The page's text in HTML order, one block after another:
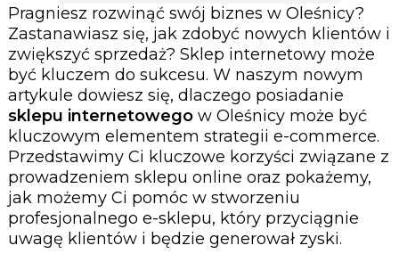
Pragniesz rozwinąć swój biznes w Oleśnicy?
Zastanawiasz się, jak zdobyć nowych klientów i
zwiększyć sprzedaż? Sklep internetowy może
być kluczem do sukcesu. W naszym nowym
artykule dowiesz się, dlaczego posiadanie
sklepu internetowegow Oleśnicy może być
kluczowym elementem strategii e-commerce.
Przedstawimy Ci kluczowe korzyści związane z
prowadzeniem sklepu online oraz pokażemy,
jak możemy Ci pomóc w stworzeniu
profesjonalnego e-sklepu, który przyciągnie
uwagę klientów i będzie generował zyski.